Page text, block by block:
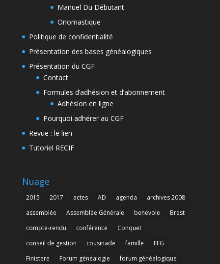
Manuel Du Débutant
Onomastique
Politique de confidentialité
Présentation des bases généalogiques
Présentation du CGF
Contact
Formules d’adhésion et d’abonnement
Adhésion en ligne
Pourquoi adhérer au CGF
Revue : le lien
Tutoriel RECIF
Nuage
2015 2017 actes AD agenda
archives 2008
assemblée
Assemblée Générale benevole
Brest
compte-rendu
conférence
Conquet
conseil de gestion
cousinade famille
FFG
Finistere
Forum généalogie
forum généalogique